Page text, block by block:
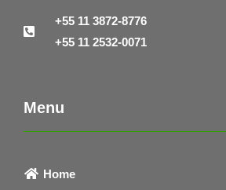
+55 11 3872-8776
+55 11 2532-0071
Menu
Home